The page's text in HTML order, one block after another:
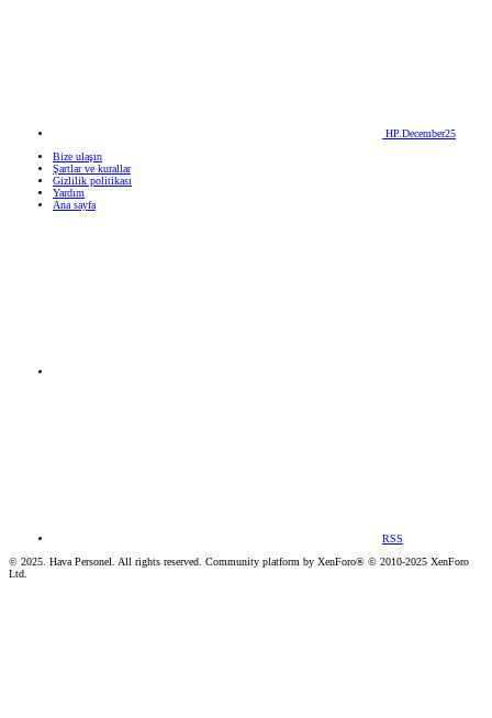
HP.December25
Bize ulaşın
Şartlar ve kurallar
Gizlilik politikası
Yardım
Ana sayfa
RSS
© 2025. Hava Personel. All rights reserved. Community platform by XenForo® © 2010-2025 XenForo
Ltd.